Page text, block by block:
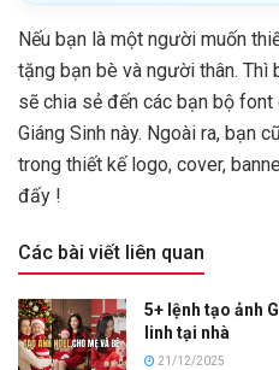
Nếu bạn là một người muốn
tặng bạn bè và người thân. Thì
sẽ chia sẻ đến các bạn bộ
Giáng Sinh này. Ngoài ra, bạn
trong thiết kế logo, cover,
đấy !
Các bài viết liên quan
5+ lệnh tạo ảnh
linh tại nhà
21/12/2025